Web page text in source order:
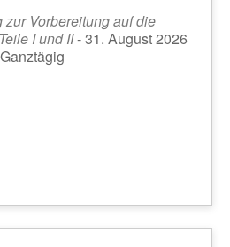
zur Vorbereitung auf die
I und II- 31. August 2026